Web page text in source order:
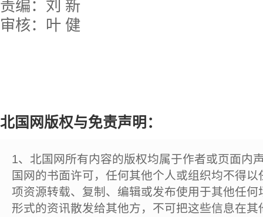
责编：刘 新
审核：叶 健
北国网版权与免责声明：
1、北国网所有内容的版权均属于作者或页面内
国网的书面许可，任何其他个人或组织均不得
项资源转载、复制、编辑或发布使用于其他任
形式的资讯散发给其他方，不可把这些信息在